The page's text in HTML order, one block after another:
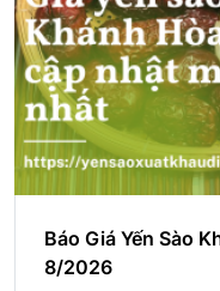
Báo Giá Yến Sào
8/2026